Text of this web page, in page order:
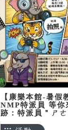
【康樂本館-暑假
NMP特派員 等你
跡：特派員＂ㄕ